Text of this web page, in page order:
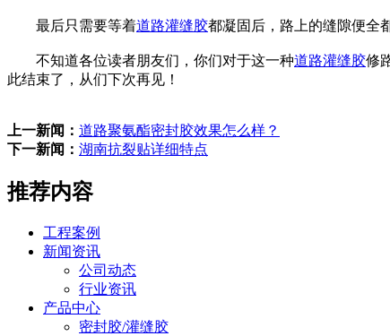
最后只需要等着道路灌缝胶都凝固后，路上的缝隙便全
不知道各位读者朋友们，你们对于这一种道路灌缝胶修
此结束了，从们下次再见！
上一新闻： 道路聚氨酯密封胶效果怎么样？
下一新闻： 湖南抗裂贴详细特点
推荐内容
工程案例
新闻资讯
公司动态
行业资讯
产品中心
密封胶/灌缝胶